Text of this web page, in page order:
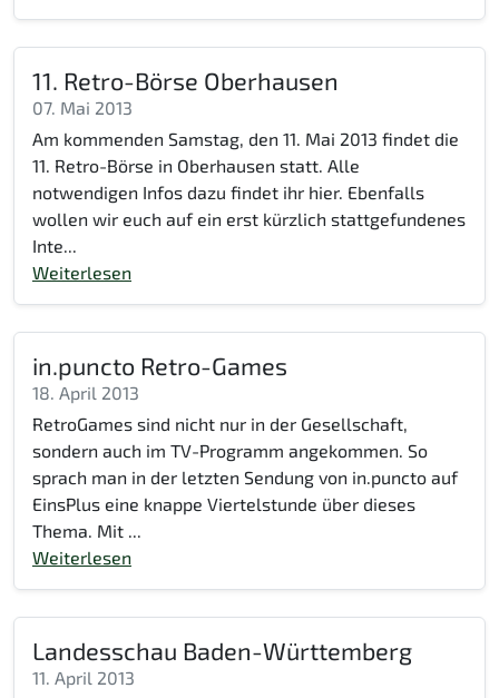
11. Retro-Börse Oberhausen
07. Mai 2013
Am kommenden Samstag, den 11. Mai 2013 findet die
11. Retro-Börse in Oberhausen statt. Alle
notwendigen Infos dazu findet ihr hier. Ebenfalls
wollen wir euch auf ein erst kürzlich stattgefundenes
Inte...
Weiterlesen
in.puncto Retro-Games
18. April 2013
RetroGames sind nicht nur in der Gesellschaft,
sondern auch im TV-Programm angekommen. So
sprach man in der letzten Sendung von in.puncto auf
EinsPlus eine knappe Viertelstunde über dieses
Thema. Mit ...
Weiterlesen
Landesschau Baden-Württemberg
11. April 2013